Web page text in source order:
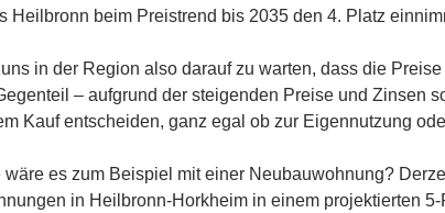
Heilbronn beim Preistrend bis 2035 den 4. Platz
in der Region also darauf zu warten, dass die
– aufgrund der steigenden Preise und Zinsen
Kauf entscheiden, ganz egal ob zur Eigennutzung
wäre es zum Beispiel mit einer Neubauwohnung?
in Heilbronn-Horkheim in einem projektierten